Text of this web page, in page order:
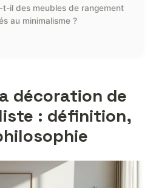
t-il des meubles de rangement
au minimalisme ?
décoration de
: définition,